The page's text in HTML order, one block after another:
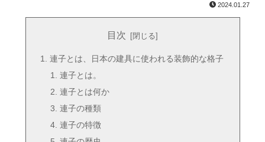
2024.01.27
目次
連子とは、日本の建具に使われる装飾的な格子
連子とは。
連子とは何か
連子の種類
連子の特徴